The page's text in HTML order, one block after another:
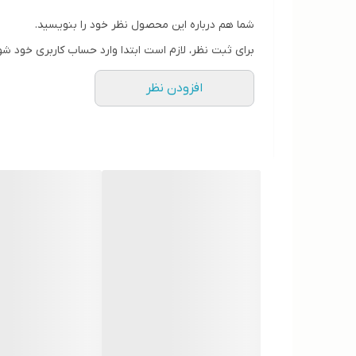
شما هم درباره این محصول نظر خود را بنویسید.
برای ثبت نظر، لازم است ابتدا وارد حساب کاربری خود
افزودن نظر